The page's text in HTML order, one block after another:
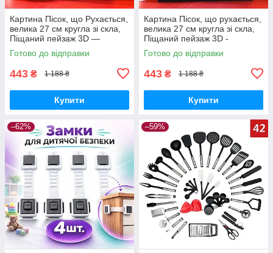
Картина Пісок, що Рухається,
велика 27 см кругла зі скла,
Піщаний пейзаж 3D —
Зелений
Готово до відправки
443 ₴ 1 188 ₴
Купити
Картина Пісок, що рухається,
велика 27 см кругла зі скла,
Піщаний пейзаж 3D -
Фіолетовий
Готово до відправки
443 ₴ 1 188 ₴
Купити
–62% –59%